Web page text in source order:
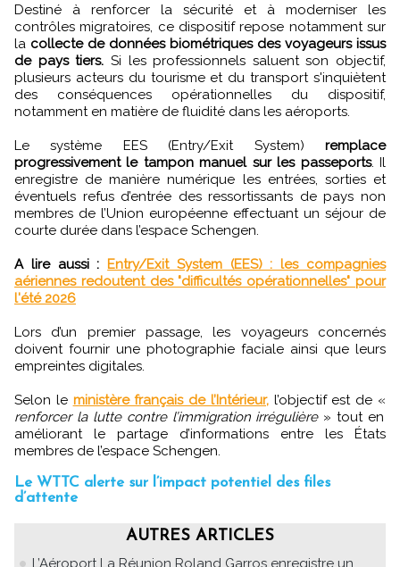
Destiné à renforcer la sécurité et à moderniser les
contrôles migratoires, ce dispositif repose notamment sur
la collecte de données biométriques des voyageurs issus
de pays tiers. Si les professionnels saluent son objectif,
plusieurs acteurs du tourisme et du transport s'inquiètent
des conséquences opérationnelles du dispositif,
notamment en matière de fluidité dans les aéroports.
Le système EES (Entry/Exit System) remplace
progressivement le tampon manuel sur les passeports. Il
enregistre de manière numérique les entrées, sorties et
éventuels refus d’entrée des ressortissants de pays non
membres de l’Union européenne effectuant un séjour de
courte durée dans l’espace Schengen.
A lire aussi : Entry/Exit System (EES) : les compagnies
aériennes redoutent des "difficultés opérationnelles" pour
l'été 2026
Lors d’un premier passage, les voyageurs concernés
doivent fournir une photographie faciale ainsi que leurs
empreintes digitales.
Selon le ministère français de l’Intérieur,l’objectif est de «
renforcer la lutte contre l’immigration irrégulière » tout en
améliorant le partage d’informations entre les États
membres de l’espace Schengen.
Le WTTC alerte sur l’impact potentiel des files
d’attente
AUTRES ARTICLES
L’Aéroport La Réunion Roland Garros enregistre un